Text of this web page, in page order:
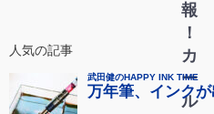
報
！
カ
ー
ル
人気の記事